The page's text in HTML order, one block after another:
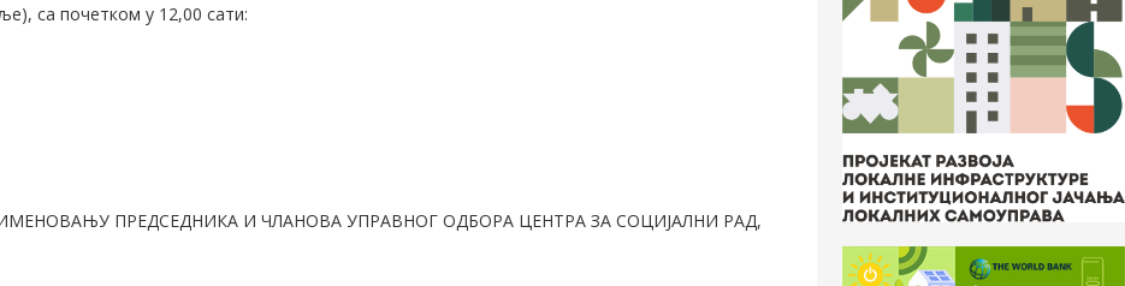
са почетком у 12,00 сати:
ПРЕДСЕДНИКА И ЧЛАНОВА УПРАВНОГ ОДБОРА ЦЕНТРА ЗА СОЦИЈАЛНИ РАД,